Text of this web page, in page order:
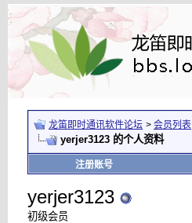
龙笛即时通讯软件论坛 > 会员列表
yerjer3123 的个人资料
注册账号
yerjer3123
初级会员